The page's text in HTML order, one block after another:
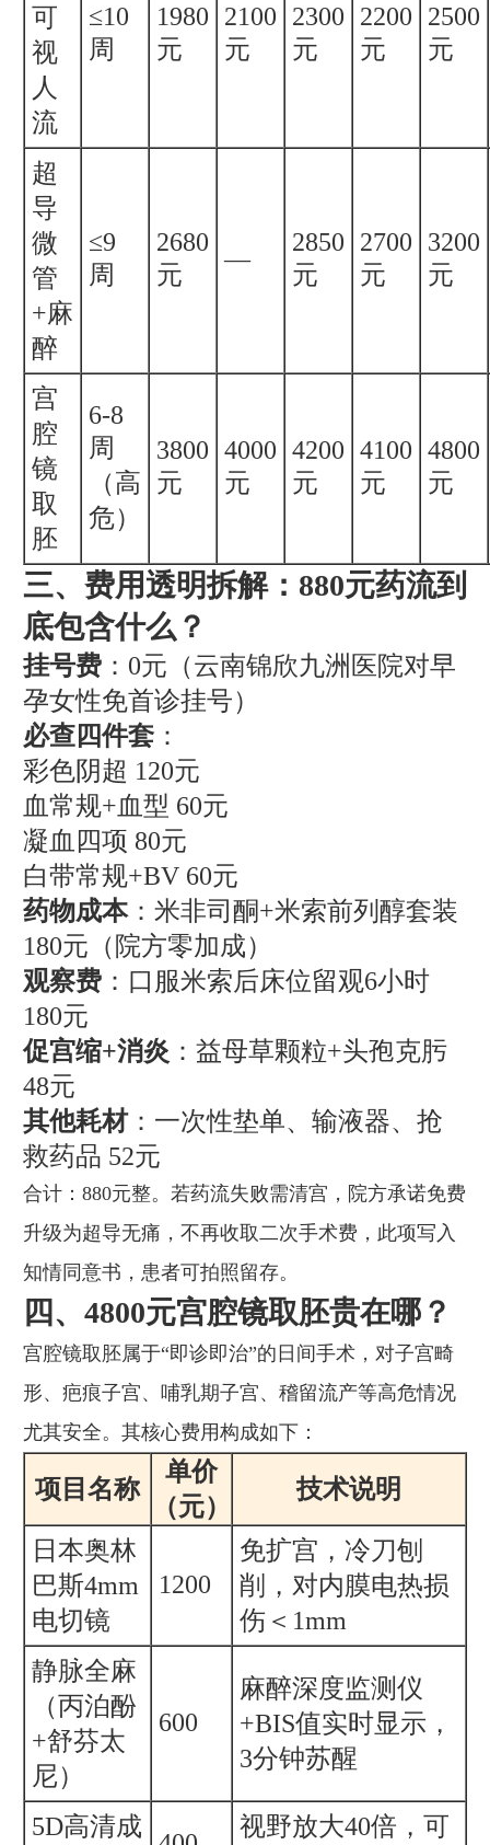
可
视
人
流
≤10
周
1980
元
2100
元
2300
元
2200
元
2500
元
超
导
微
管
+麻
醉
≤9
周
2680
元
—
2850
元
2700
元
3200
元
宫
腔
镜
取
胚
6-8
周
（高
危）
3800
元
4000
元
4200
元
4100
元
4800
元
三、费用透明拆解：880元药流到
底包含什么？
挂号费 ：0元（云南锦欣九洲医院对早
孕女性免首诊挂号）
必查四件套：
彩色阴超 120元
血常规+血型 60元
凝血四项 80元
白带常规+BV 60元
药物成本：米非司酮+米索前列醇套装
180元（院方零加成）
观察费 ：口服米索后床位留观6小时
180元
促宫缩+消炎 ：益母草颗粒+头孢克肟
48元
其他耗材：一次性垫单、输液器、抢
救药品 52元
合计：880元整。若药流失败需清宫，院方承诺免费
升级为超导无痛，不再收取二次手术费，此项写入
知情同意书，患者可拍照留存。
四、4800元宫腔镜取胚贵在哪？
宫腔镜取胚属于“即诊即治”的日间手术，对子宫畸
形、疤痕子宫、哺乳期子宫、稽留流产等高危情况
尤其安全。其核心费用构成如下：
项目名称
单价
（元）
技术说明
日本奥林
巴斯4mm
电切镜
1200
免扩宫，冷刀刨
削，对内膜电热损
伤＜1mm
静脉全麻
（丙泊酚
+舒芬太
尼）
600
麻醉深度监测仪
+BIS值实时显示，
3分钟苏醒
5D高清成 视野放大40倍，可